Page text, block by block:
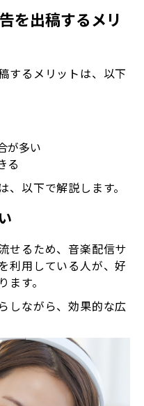
を出稿するメリ
するメリットは、以下
が多い
る
以下で解説します。
せるため、音楽配信サ
利用している人が、好
す。
しながら、効果的な広